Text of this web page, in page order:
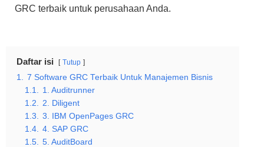
GRC terbaik untuk perusahaan Anda.
Daftar isi Tutup
1.
7 Software GRC Terbaik Untuk Manajemen Bisnis
1.1.
1. Auditrunner
1.2.
2. Diligent
1.3.
3. IBM OpenPages GRC
1.4.
4. SAP GRC
1.5.
5. AuditBoard